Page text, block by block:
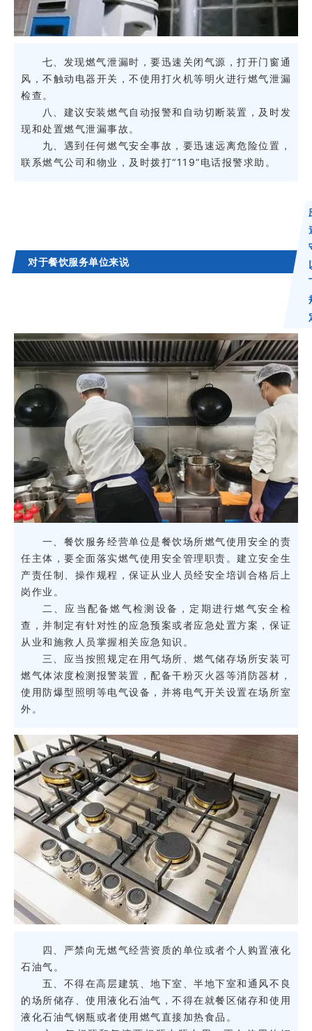
七、发现燃气泄漏时，要迅速关闭气源，打开门窗通
风，不触动电器开关，不使用打火机等明火进行燃气泄漏
检查。
八、建议安装燃气自动报警和自动切断装置，及时发
现和处置燃气泄漏事故。
九、遇到任何燃气安全事故，要迅速远离危险位置，
联系燃气公司和物业，及时拨打“119”电话报警求助。
对于餐饮服务单位来说
一、餐饮服务经营单位是餐饮场所燃气使用安全的责
任主体，要全面落实燃气使用安全管理职责。建立安全生
产责任制、操作规程，保证从业人员经安全培训合格后上
岗作业。
二、应当配备燃气检测设备，定期进行燃气安全检
查，并制定有针对性的应急预案或者应急处置方案，保证
从业和施救人员掌握相关应急知识。
三、应当按照规定在用气场所、燃气储存场所安装可
燃气体浓度检测报警装置，配备干粉灭火器等消防器材，
使用防爆型照明等电气设备，并将电气开关设置在场所室
外。
四、严禁向无燃气经营资质的单位或者个人购置液化
石油气。
五、不得在高层建筑、地下室、半地下室和通风不良
的场所储存、使用液化石油气，不得在就餐区储存和使用
液化石油气钢瓶或者使用燃气直接加热食品。